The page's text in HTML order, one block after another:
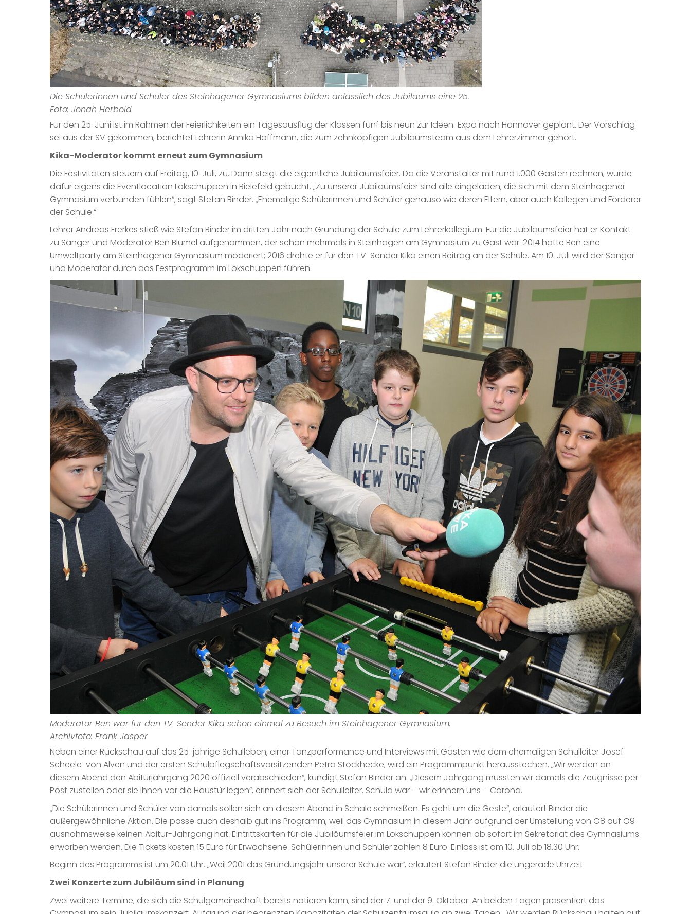
Die Schülerinnen und Schüler des Steinhagener Gymnasiums bilden anlässlich des Jubiläums eine 25.
Foto: Jonah Herbold
Für den 25. Juni ist im Rahmen der Feierlichkeiten ein Tagesausflug der Klassen fünf bis neun zur Ideen-Expo nach Hannover geplant. Der Vorschlag
sei aus der SV gekommen, berichtet Lehrerin Annika Hoffmann, die zum zehnköpfigen Jubiläumsteam aus dem Lehrerzimmer gehört.
Kika-Moderator kommt erneut zum Gymnasium
Die Festivitäten steuern auf Freitag, 10. Juli, zu. Dann steigt die eigentliche Jubiläumsfeier. Da die Veranstalter mit rund 1.000 Gästen rechnen, wurde
dafür eigens die Eventlocation Lokschuppen in Bielefeld gebucht. „Zu unserer Jubiläumsfeier sind alle eingeladen, die sich mit dem Steinhagener
Gymnasium verbunden fühlen“, sagt Stefan Binder. „Ehemalige Schülerinnen und Schüler genauso wie deren Eltern, aber auch Kollegen und Förderer
der Schule.“
Lehrer Andreas Frerkes stieß wie Stefan Binder im dritten Jahr nach Gründung der Schule zum Lehrerkollegium. Für die Jubiläumsfeier hat er Kontakt
zu Sänger und Moderator Ben Blümel aufgenommen, der schon mehrmals in Steinhagen am Gymnasium zu Gast war. 2014 hatte Ben eine
Umweltparty am Steinhagener Gymnasium moderiert; 2016 drehte er für den TV-Sender Kika einen Beitrag an der Schule. Am 10. Juli wird der Sänger
und Moderator durch das Festprogramm im Lokschuppen führen.
Moderator Ben war für den TV-Sender Kika schon einmal zu Besuch im Steinhagener Gymnasium.
Archivfoto: Frank Jasper
Neben einer Rückschau auf das 25-jährige Schulleben, einer Tanzperformance und Interviews mit Gästen wie dem ehemaligen Schulleiter Josef
Scheele-von Alven und der ersten Schulpflegschaftsvorsitzenden Petra Stockhecke, wird ein Programmpunkt herausstechen. „Wir werden an
diesem Abend den Abiturjahrgang 2020 offiziell verabschieden“, kündigt Stefan Binder an. „Diesem Jahrgang mussten wir damals die Zeugnisse per
Post zustellen oder sie ihnen vor die Haustür legen“, erinnert sich der Schulleiter. Schuld war – wir erinnern uns – Corona.
„Die Schülerinnen und Schüler von damals sollen sich an diesem Abend in Schale schmeißen. Es geht um die Geste“, erläutert Binder die
außergewöhnliche Aktion. Die passe auch deshalb gut ins Programm, weil das Gymnasium in diesem Jahr aufgrund der Umstellung von G8 auf G9
ausnahmsweise keinen Abitur-Jahrgang hat. Eintrittskarten für die Jubiläumsfeier im Lokschuppen können ab sofort im Sekretariat des Gymnasiums
erworben werden. Die Tickets kosten 15 Euro für Erwachsene. Schülerinnen und Schüler zahlen 8 Euro. Einlass ist am 10. Juli ab 18.30 Uhr.
Beginn des Programms ist um 20.01 Uhr. „Weil 2001 das Gründungsjahr unserer Schule war“, erläutert Stefan Binder die ungerade Uhrzeit.
Zwei Konzerte zum Jubiläum sind in Planung
Zwei weitere Termine, die sich die Schulgemeinschaft bereits notieren kann, sind der 7. und der 9. Oktober. An beiden Tagen präsentiert das